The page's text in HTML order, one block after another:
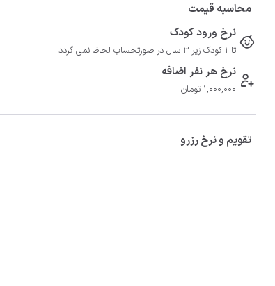
محاسبه قیمت
نرخ ورود کودک
تا 1 کودک زیر 3 سال در صورتحساب لحاظ نمی گردد
نرخ هر نفر اضافه
1,000,000 تومان
تقویم و نرخ رزرو